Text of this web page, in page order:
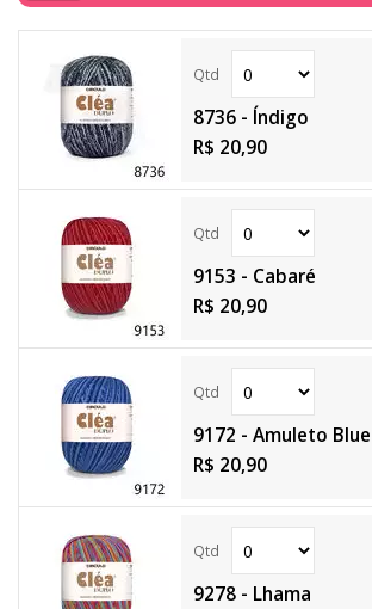
8736 - Índigo
R$ 20,90
9153 - Cabaré
R$ 20,90
9172 - Amuleto Blue
R$ 20,90
9278 - Lhama